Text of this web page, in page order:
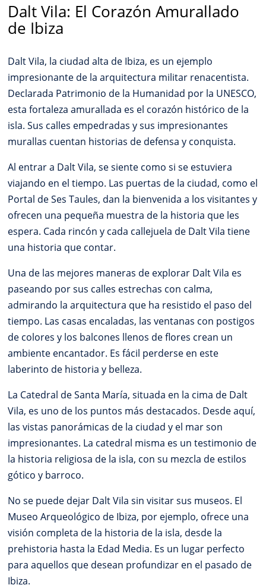
Dalt Vila: El Corazón Amurallado
de Ibiza
Dalt Vila, la ciudad alta de Ibiza, es un ejemplo
impresionante de la arquitectura militar renacentista.
Declarada Patrimonio de la Humanidad por la UNESCO,
esta fortaleza amurallada es el corazón histórico de la
isla. Sus calles empedradas y sus impresionantes
murallas cuentan historias de defensa y conquista.
Al entrar a Dalt Vila, se siente como si se estuviera
viajando en el tiempo. Las puertas de la ciudad, como el
Portal de Ses Taules, dan la bienvenida a los visitantes y
ofrecen una pequeña muestra de la historia que les
espera. Cada rincón y cada callejuela de Dalt Vila tiene
una historia que contar.
Una de las mejores maneras de explorar Dalt Vila es
paseando por sus calles estrechas con calma,
admirando la arquitectura que ha resistido el paso del
tiempo. Las casas encaladas, las ventanas con postigos
de colores y los balcones llenos de flores crean un
ambiente encantador. Es fácil perderse en este
laberinto de historia y belleza.
La Catedral de Santa María, situada en la cima de Dalt
Vila, es uno de los puntos más destacados. Desde aquí,
las vistas panorámicas de la ciudad y el mar son
impresionantes. La catedral misma es un testimonio de
la historia religiosa de la isla, con su mezcla de estilos
gótico y barroco.
No se puede dejar Dalt Vila sin visitar sus museos. El
Museo Arqueológico de Ibiza, por ejemplo, ofrece una
visión completa de la historia de la isla, desde la
prehistoria hasta la Edad Media. Es un lugar perfecto
para aquellos que desean profundizar en el pasado de
Ibiza.